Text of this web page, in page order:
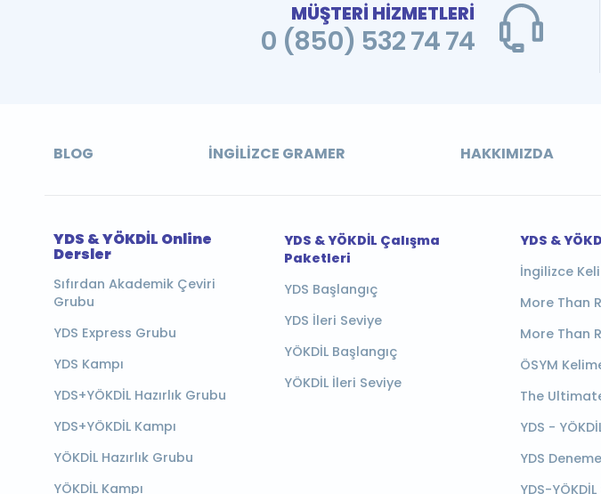
MÜŞTERİ HİZMETLERİ
0 (850) 532 74 74
BLOG İNGILIZCE GRAMER HAKKIMIZDA
YDS & YÖKDİL Online
Dersler
Sıfırdan Akademik Çeviri
Grubu
YDS Express Grubu
YDS Kampı
YDS+YÖKDİL Hazırlık Grubu
YDS+YÖKDİL Kampı
YÖKDİL Hazırlık Grubu
YÖKDİL Kampı
YDS & YÖKDİL Çalışma
Paketleri
YDS Başlangıç
YDS İleri Seviye
YÖKDİL Başlangıç
YÖKDİL İleri Seviye
YDS &
İngilizce
More Than
More Than
ÖSYM
The
YDS -
YDS
YDS-